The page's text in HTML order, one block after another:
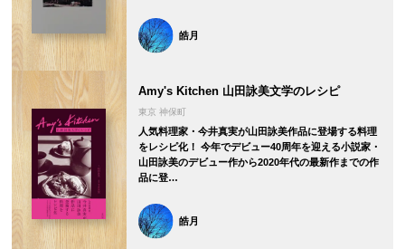
皓月
Amy's Kitchen 山田詠美文学のレシピ
東京 神保町
人気料理家・今井真実が山田詠美作品に登場する料理
をレシピ化！ 今年でデビュー40周年を迎える小説家・
山田詠美のデビュー作から2020年代の最新作までの作
品に登…
皓月